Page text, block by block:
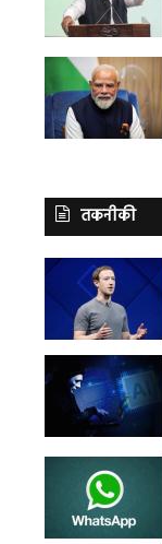
तकनीकी